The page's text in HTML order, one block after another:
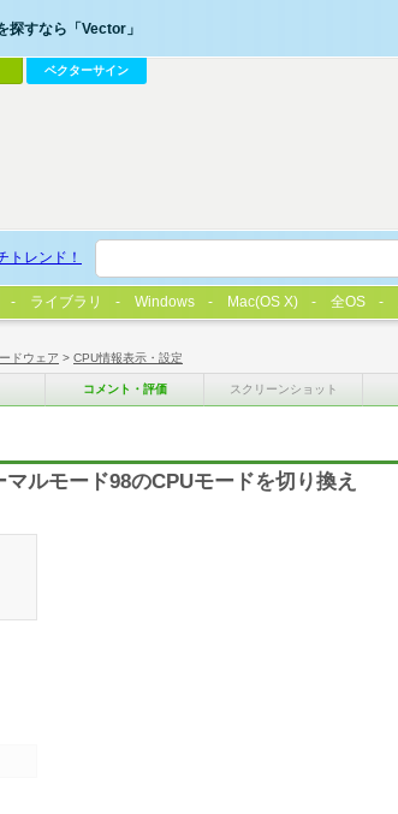
ドウェア > CPU情報表示・設定
コメント・評価 スクリーンショット
ルモード98のCPUモードを切り換え
探すなら「Vector」
ベクターサイン
トレンド！
ライブラリ Windows Mac(OS X) 全OS